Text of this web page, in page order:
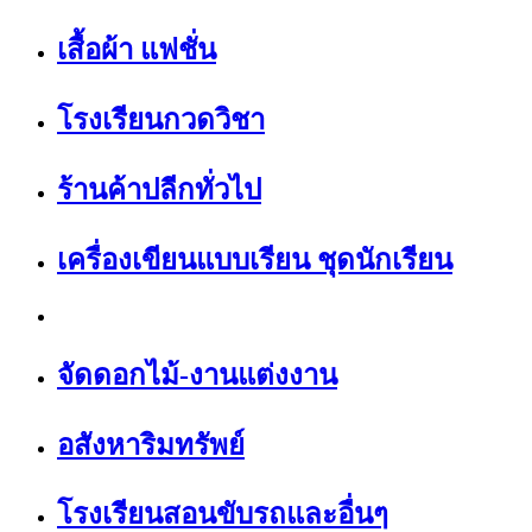
เสื้อผ้า แฟชั่น
โรงเรียนกวดวิชา
ร้านค้าปลีกทั่วไป
เครื่องเขียนแบบเรียน ชุดนักเรียน
จัดดอกไม้-งานแต่งงาน
อสังหาริมทรัพย์
โรงเรียนสอนขับรถและอื่นๆ